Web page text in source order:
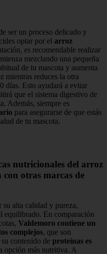
ser un proceso delicado y
optar por el arroz
es recomendable realizar
mezclando una pequeña
de tu mascota y aumenta
mientras reduces la otra
días. Esto ayudará a evitar
que el sistema digestivo de
Además, siempre es
para asegurarse de que estás
de tu mascota.
nutricionales del arroz
otras marcas de
alta calidad y pureza,
equilibrado. En comparación
Valdemoro contiene un
complejos, que son
contenido de proteínas es
opción más nutritiva. A